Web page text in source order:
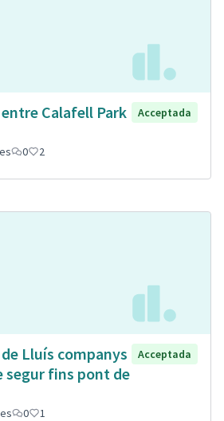
Calafell Park
Acceptada
0 2
Lluís companys
segur fins pont de
Acceptada
0 1